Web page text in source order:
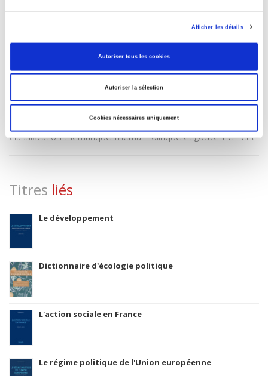
Afficher les détails
Autoriser tous les cookies
Autoriser la sélection
Cookies nécessaires uniquement
POL000000 POLITICAL SCIENCE
06 Professionnel et académique
CLIL (Version 2013-2019 )
3283 SCIENCES POLITIQUES
Date de première publication du titre
06 juin 2008
Code Identifiant de classement sujet
Classification thématique Thema: Politique et gouvernement
Titres liés
Le développement
Dictionnaire d'écologie politique
L'action sociale en France
Le régime politique de l'Union européenne